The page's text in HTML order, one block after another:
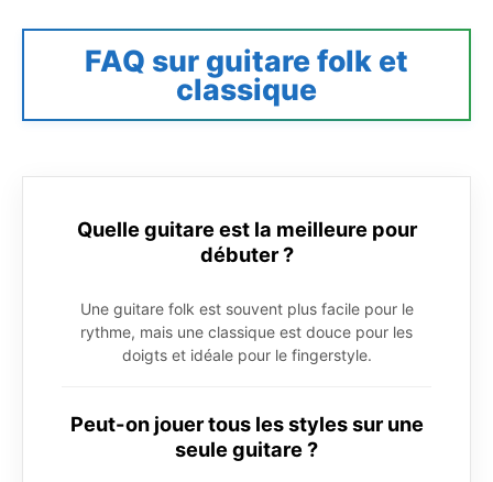
FAQ sur guitare folk et
classique
Quelle guitare est la meilleure pour
débuter ?
Une guitare folk est souvent plus facile pour le
rythme, mais une classique est douce pour les
doigts et idéale pour le fingerstyle.
Peut-on jouer tous les styles sur une
seule guitare ?